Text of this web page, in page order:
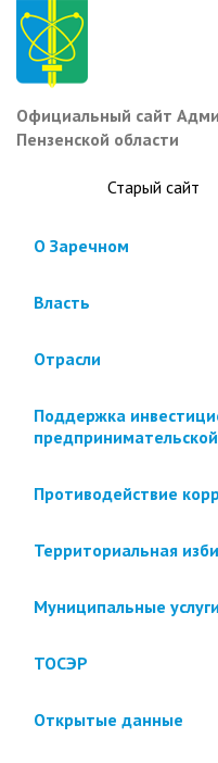
Перейти
основному
содержанию
Официальный сайт
Пензенской области
Старый сайт
О Заречном
Власть
Отрасли
Поддержка
Противодействие
Территориальная
Муниципальные
ТОСЭР
Открытые данные